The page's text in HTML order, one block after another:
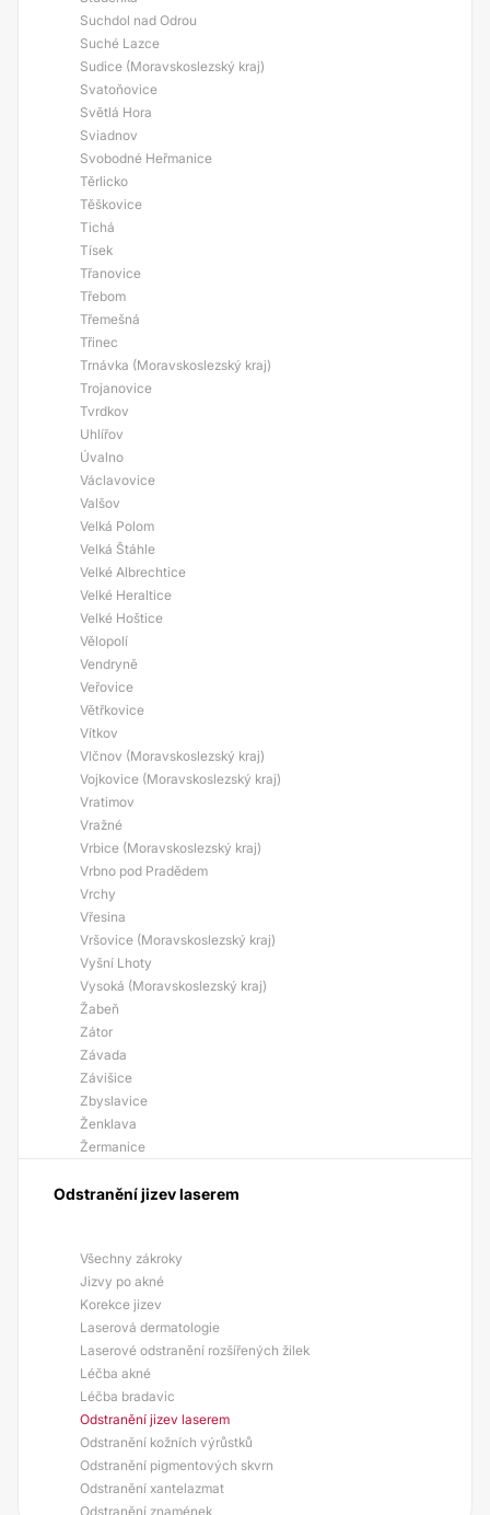
Suchdol nad Odrou
Suché Lazce
Sudice (Moravskoslezský kraj)
Svatoňovice
Světlá Hora
Sviadnov
Svobodné Heřmanice
Těrlicko
Těškovice
Tichá
Tísek
Třanovice
Třebom
Třemešná
Třinec
Trnávka (Moravskoslezský kraj)
Trojanovice
Tvrdkov
Uhlířov
Úvalno
Václavovice
Valšov
Velká Polom
Velká Štáhle
Velké Albrechtice
Velké Heraltice
Velké Hoštice
Vělopolí
Vendryně
Veřovice
Větřkovice
Vítkov
Vlčnov (Moravskoslezský kraj)
Vojkovice (Moravskoslezský kraj)
Vratimov
Vražné
Vrbice (Moravskoslezský kraj)
Vrbno pod Pradědem
Vrchy
Vřesina
Vršovice (Moravskoslezský kraj)
Vyšní Lhoty
Vysoká (Moravskoslezský kraj)
Žabeň
Zátor
Závada
Závišice
Zbyslavice
Ženklava
Žermanice
Odstranění jizev laserem
Všechny zákroky
Jizvy po akné
Korekce jizev
Laserová dermatologie
Laserové odstranění rozšířených žilek
Léčba akné
Léčba bradavic
Odstranění jizev laserem
Odstranění kožních výrůstků
Odstranění pigmentových skvrn
Odstranění xantelazmat
Odstranění znamének